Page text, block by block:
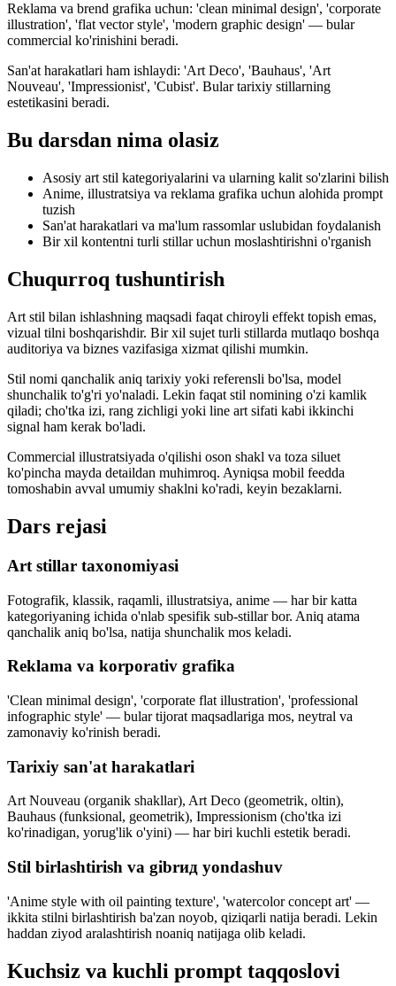
Reklama va brend grafika uchun: 'clean minimal design', 'corporate
illustration', 'flat vector style', 'modern graphic design' — bular
commercial ko'rinishini beradi.
San'at harakatlari ham ishlaydi: 'Art Deco', 'Bauhaus', 'Art
Nouveau', 'Impressionist', 'Cubist'. Bular tarixiy stillarning
estetikasini beradi.
Bu darsdan nima olasiz
Asosiy art stil kategoriyalarini va ularning kalit so'zlarini bilish
Anime, illustratsiya va reklama grafika uchun alohida prompt
tuzish
San'at harakatlari va ma'lum rassomlar uslubidan foydalanish
Bir xil kontentni turli stillar uchun moslashtirishni o'rganish
Chuqurroq tushuntirish
Art stil bilan ishlashning maqsadi faqat chiroyli effekt topish emas,
vizual tilni boshqarishdir. Bir xil sujet turli stillarda mutlaqo boshqa
auditoriya va biznes vazifasiga xizmat qilishi mumkin.
Stil nomi qanchalik aniq tarixiy yoki referensli bo'lsa, model
shunchalik to'g'ri yo'naladi. Lekin faqat stil nomining o'zi kamlik
qiladi; cho'tka izi, rang zichligi yoki line art sifati kabi ikkinchi
signal ham kerak bo'ladi.
Commercial illustratsiyada o'qilishi oson shakl va toza siluet
ko'pincha mayda detaildan muhimroq. Ayniqsa mobil feedda
tomoshabin avval umumiy shaklni ko'radi, keyin bezaklarni.
Dars rejasi
Art stillar taxonomiyasi
Fotografik, klassik, raqamli, illustratsiya, anime — har bir katta
kategoriyaning ichida o'nlab spesifik sub-stillar bor. Aniq atama
qanchalik aniq bo'lsa, natija shunchalik mos keladi.
Reklama va korporativ grafika
'Clean minimal design', 'corporate flat illustration', 'professional
infographic style' — bular tijorat maqsadlariga mos, neytral va
zamonaviy ko'rinish beradi.
Tarixiy san'at harakatlari
Art Nouveau (organik shakllar), Art Deco (geometrik, oltin),
Bauhaus (funksional, geometrik), Impressionism (cho'tka izi
ko'rinadigan, yorug'lik o'yini) — har biri kuchli estetik beradi.
Stil birlashtirish va gibrид yondashuv
'Anime style with oil painting texture', 'watercolor concept art' —
ikkita stilni birlashtirish ba'zan noyob, qiziqarli natija beradi. Lekin
haddan ziyod aralashtirish noaniq natijaga olib keladi.
Kuchsiz va kuchli prompt taqqoslovi